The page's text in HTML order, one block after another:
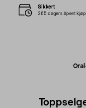
Sikkert
365 dagers åpent kjøp